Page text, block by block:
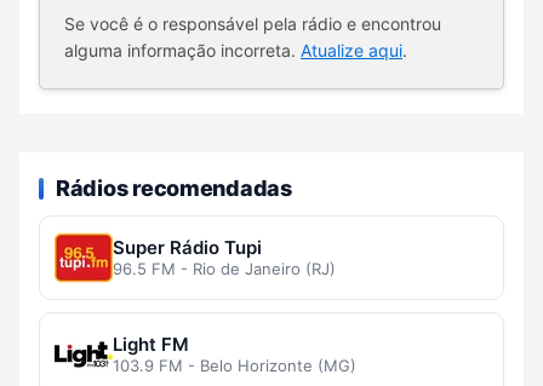
Se você é o responsável pela rádio e encontrou
alguma informação incorreta. Atualize aqui.
Rádios recomendadas
Super Rádio Tupi
96.5 FM - Rio de Janeiro (RJ)
Light FM
103.9 FM - Belo Horizonte (MG)